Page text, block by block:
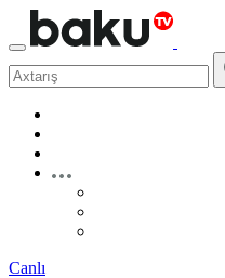
Canlı